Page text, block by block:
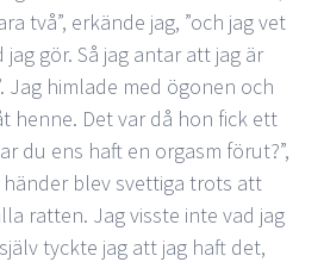
två”, erkände jag, ”och jag vet
gör. Så jag antar att jag är
Jag himlade med ögonen och
henne. Det var då hon fick ett
du ens haft en orgasm förut?”,
blev svettiga trots att
ratten. Jag visste inte vad jag
tyckte jag att jag haft det,